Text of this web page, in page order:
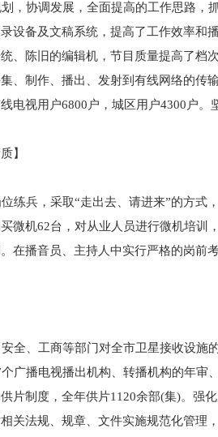
，协调发展，全面提高的工作思路，
设备及文稿系统，提高了工作效率和
、陈旧的编辑机，节目质量提高了档
、制作、播出、发射到有线网络的传
电视用户6800户，城区用户4300户
】
练兵，采取“走出去、请进来”的方式
微机62台，对从业人员进行微机培训
在播音员、主持人中实行严格的岗前
全、工商等部门对全市卫星接收设施
广播电视播出机构、转播机构的年审
片制度，全年供片1120余部(集)。强
关法规、规章、文件实施规范化管理